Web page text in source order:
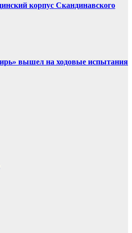
корпус Скандинавского
вышел на ходовые испытания